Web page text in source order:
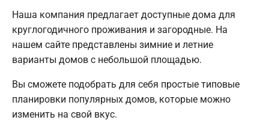
Наша компания предлагает доступные дома для
круглогодичного проживания и загородные. На
нашем сайте представлены зимние и летние
варианты домов с небольшой площадью.
Вы сможете подобрать для себя простые типовые
планировки популярных домов, которые можно
изменить на свой вкус.